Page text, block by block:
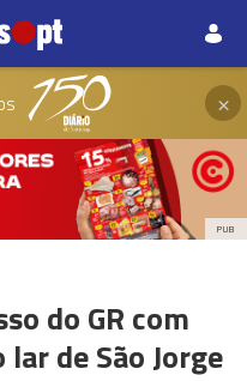
×
PUB
do GR com
de São Jorge